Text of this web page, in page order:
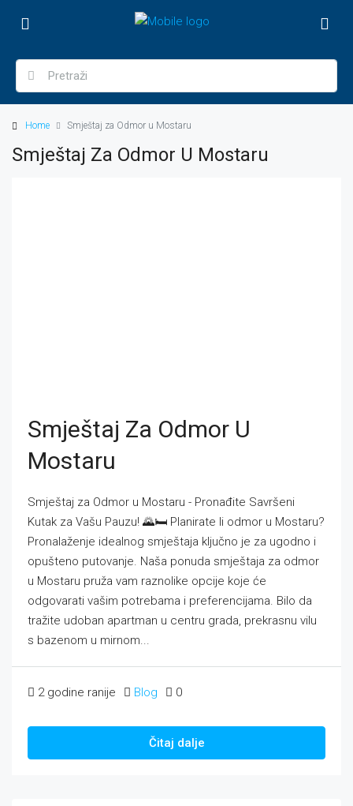
Home Smještaj za Odmor u Mostaru
Smještaj Za Odmor U Mostaru
Smještaj Za Odmor U
Mostaru
Smještaj za Odmor u Mostaru - Pronađite Savršeni
Kutak za Vašu Pauzu! 🌄🛏️ Planirate li odmor u Mostaru?
Pronalaženje idealnog smještaja ključno je za ugodno i
opušteno putovanje. Naša ponuda smještaja za odmor
u Mostaru pruža vam raznolike opcije koje će
odgovarati vašim potrebama i preferencijama. Bilo da
tražite udoban apartman u centru grada, prekrasnu vilu
s bazenom u mirnom...
2 godine ranije Blog 0
Čitaj dalje